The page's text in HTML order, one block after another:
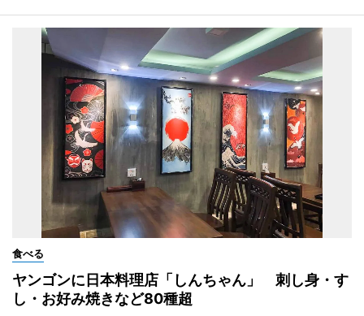
食べる
ヤンゴンに日本料理店「しんちゃん」 刺し身・す
し・お好み焼きなど80種超